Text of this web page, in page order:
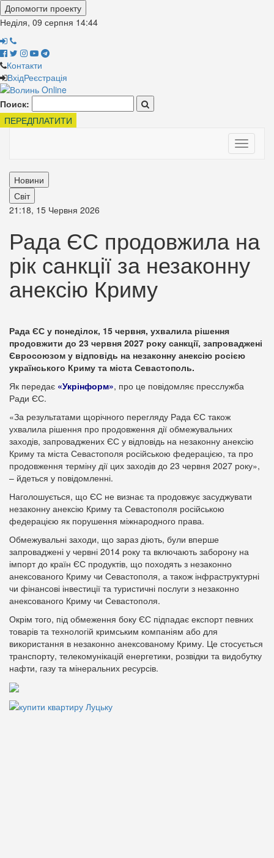
Допомогти проекту
Неділя, 09 серпня 14:44
Контакти
ВхідРеєстрація
Поиск:
ПЕРЕДПЛАТИТИ
Toggle
Новини
Світ
21:18, 15 Червня 2026
Рада ЄС продовжила на
рік санкції за незаконну
анексію Криму
Рада ЄС у понеділок, 15 червня, ухвалила рішення
продовжити до 23 червня 2027 року санкції, запроваджені
Євросоюзом у відповідь на незаконну анексію росією
українського Криму та міста Севастополь.
Як передає «Укрінформ», про це повідомляє пресслужба
Ради ЄС.
«За результатами щорічного перегляду Рада ЄС також
ухвалила рішення про продовження дії обмежувальних
заходів, запроваджених ЄС у відповідь на незаконну анексію
Криму та міста Севастополя російською федерацією, та про
продовження терміну дії цих заходів до 23 червня 2027 року»,
– йдеться у повідомленні.
Наголошується, що ЄС не визнає та продовжує засуджувати
незаконну анексію Криму та Севастополя російською
федерацією як порушення міжнародного права.
Обмежувальні заходи, що зараз діють, були вперше
запроваджені у червні 2014 року та включають заборону на
імпорт до країн ЄС продуктів, що походять з незаконно
анексованого Криму чи Севастополя, а також інфраструктурні
чи фінансові інвестиції та туристичні послуги з незаконно
анексованого Криму чи Севастополя.
Окрім того, під обмеження боку ЄС підпадає експорт певних
товарів та технологій кримським компаніям або для
використання в незаконно анексованому Криму. Це стосується
транспорту, телекомунікацій енергетики, розвідки та видобутку
нафти, газу та мінеральних ресурсів.